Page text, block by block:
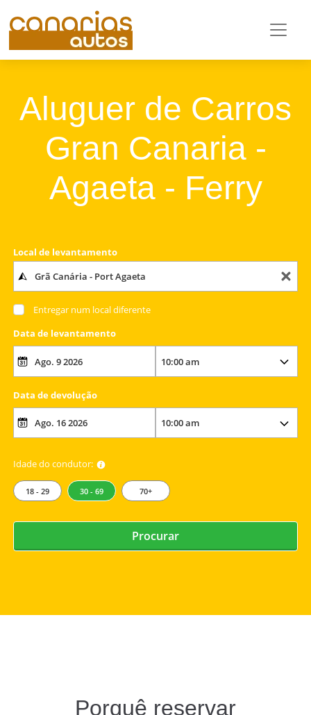
Aluguer de Carros
Gran Canaria -
Agaeta - Ferry
Local de levantamento
Entregar num local diferente
Data de levantamento
Data de devolução
Idade do condutor:
18 - 29 30 - 69 70+
Procurar
Porquê reservar